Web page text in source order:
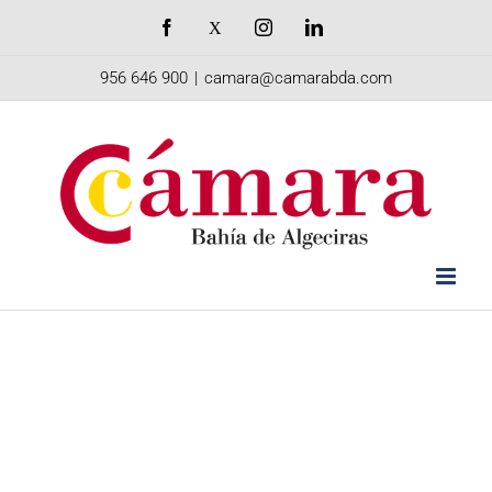
Facebook InstagramLinkedIn
956 646 900 | camara@camarabda.com